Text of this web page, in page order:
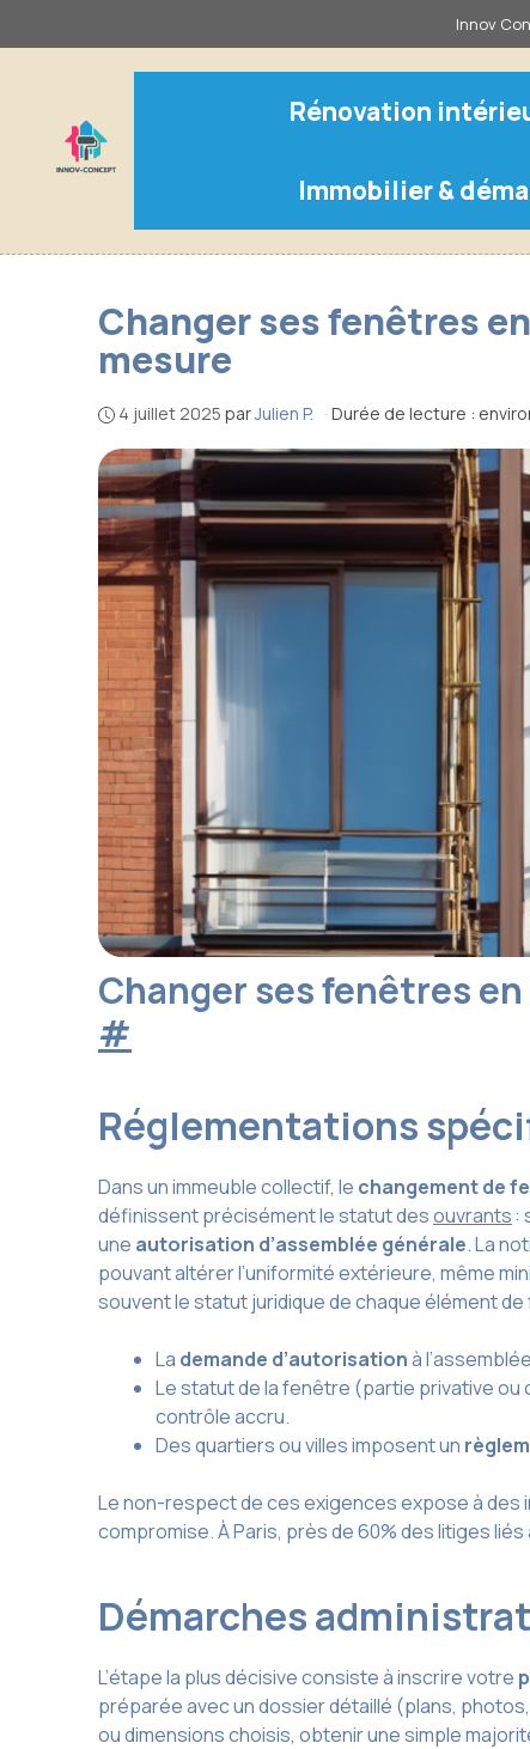
au
Innov
Rénovation
Immobilier &
Changer ses fenêtres
mesure
4 juillet 2025 parJulien P. · Durée de lecture :
Changer ses fenêtres
#
Réglementations
Dans un immeuble collectif, le changement de
définissent précisément le statut desouvrants:
une autorisation d’assemblée générale. La
pouvant altérer l’uniformité extérieure, même
souvent le statut juridique de chaque élément de
La demande d’autorisationà
Le statut de la fenêtre (partie privative
contrôle accru.
Des quartiers ou villes imposent un
Le non-respect de ces exigences expose à des
compromise. À Paris, près de 60% des litiges
Démarches
L’étape la plus décisive consiste à inscrire votre
préparée avec un dossier détaillé (plans,
ou dimensions choisis, obtenir une simple